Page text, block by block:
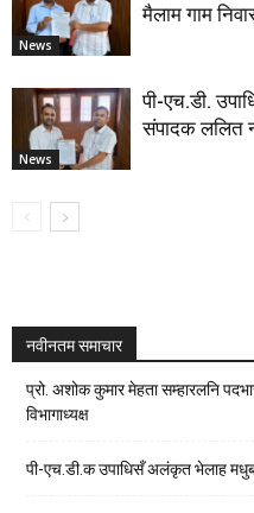
News
मैलाम गाम
News
पी-एच.डी.
संपादक ललित
नवीनतम समाचार
प्रो. अशोक कुमार मेहता सम्हारलनि
विभागाध्यक्ष
पी-एच.डी.क उपाधिसँ अलंकृत भेलाह